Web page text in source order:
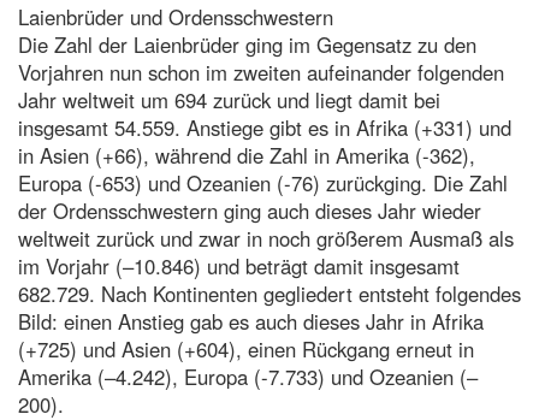
Laienbrüder und Ordensschwestern
Die Zahl der Laienbrüder ging im Gegensatz zu den
Vorjahren nun schon im zweiten aufeinander folgenden
Jahr weltweit um 694 zurück und liegt damit bei
insgesamt 54.559. Anstiege gibt es in Afrika (+331) und
in Asien (+66), während die Zahl in Amerika (-362),
Europa (-653) und Ozeanien (-76) zurückging. Die Zahl
der Ordensschwestern ging auch dieses Jahr wieder
weltweit zurück und zwar in noch größerem Ausmaß als
im Vorjahr (–10.846) und beträgt damit insgesamt
682.729. Nach Kontinenten gegliedert entsteht folgendes
Bild: einen Anstieg gab es auch dieses Jahr in Afrika
(+725) und Asien (+604), einen Rückgang erneut in
Amerika (–4.242), Europa (-7.733) und Ozeanien (–
200).